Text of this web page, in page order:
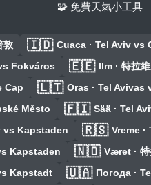
🧩 免費天氣小工具
敦 🇮🇩 Cuaca · Tel Aviv vs
Fokváros 🇪🇪 Ilm · 特拉
Cap 🇱🇹 Oras · Tel Avivas
Město 🇫🇮 Sää · Tel
vs Kapstaden 🇷🇸 Vreme
Kapstaden 🇳🇴 Været ·
Kapstadt 🇺🇦 Погода ·